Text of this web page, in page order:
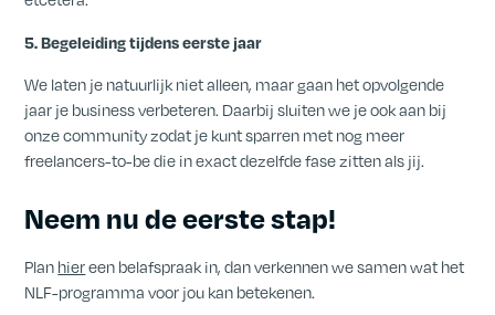
5. Begeleiding tijdens eerste jaar
We laten je natuurlijk niet alleen, maar gaan het opvolgende
jaar je business verbeteren. Daarbij sluiten we je ook aan bij
onze community zodat je kunt sparren met nog meer
freelancers-to-be die in exact dezelfde fase zitten als jij.
Neem nu de eerste stap!
Plan hiereen belafspraak in, dan verkennen we samen wat het
NLF-programma voor jou kan betekenen.